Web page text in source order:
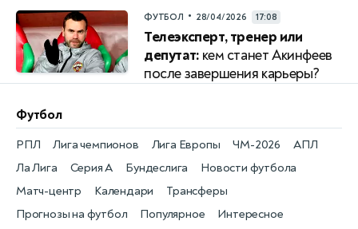
ФУТБОЛ • 28/04/2026 17:08
Телеэксперт, тренер или
депутат: кем станет Акинфеев
после завершения карьеры?
Футбол
Новости футбола
РПЛ
Матч-центр
Лига чемпионов
Календари
Лига Европы
Трансферы
ЧМ-2026
Прогнозы на футбол
АПЛ
Популярное
Ла Лига
Интересное
Серия А Бундеслига